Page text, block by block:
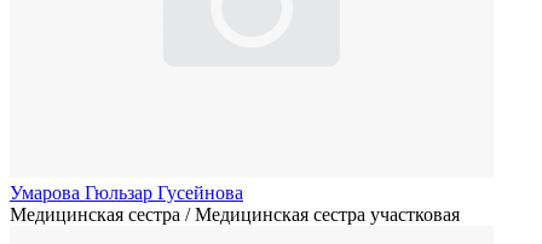
Умарова Гюльзар Гусейнова
Медицинская сестра / Медицинская сестра участковая